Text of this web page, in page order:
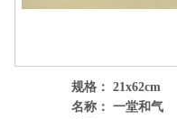
规格： 21x62cm
名称： 一堂和气